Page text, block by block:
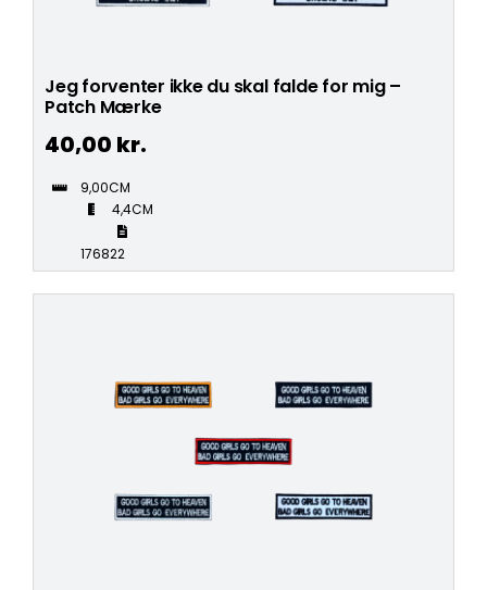
Jeg forventer ikke du skal falde for mig –
Patch Mærke
40,00 kr.
9,00CM
4,4CM
176822